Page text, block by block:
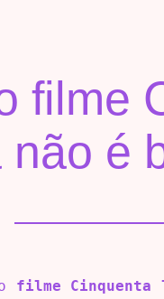
filme
não é
filme Cinquenta